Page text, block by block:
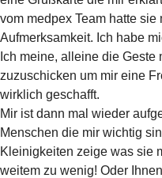
vom medpex Team hatte
Aufmerksamkeit. Ich habe
Ich meine, alleine die
zuzuschicken um mir eine
wirklich geschafft.
Mir ist dann mal wieder
Menschen die mir wichtig
Kleinigkeiten zeige was sie
weitem zu wenig! Oder